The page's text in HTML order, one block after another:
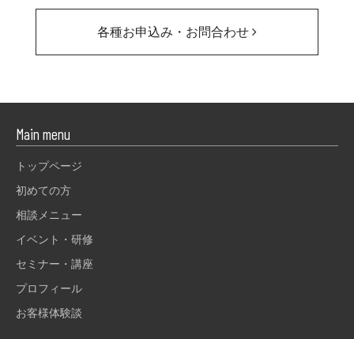
各種お申込み・お問合わせ
Main menu
トップページ
初めての方
相談メニュー
イベント・研修
セミナー・講座
プロフィール
お客様体験談